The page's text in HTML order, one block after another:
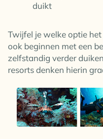
duikt
Twijfel je welke optie
ook beginnen met een
zelfstandig verder
resorts denken hierin